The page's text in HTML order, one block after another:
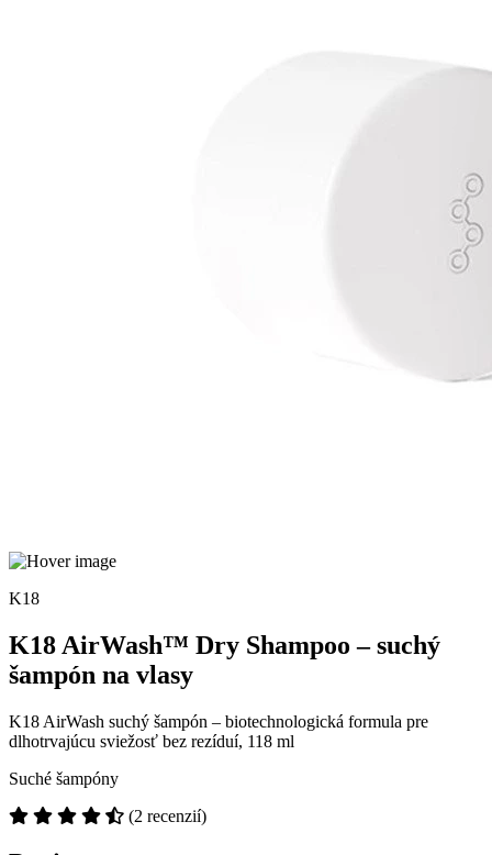
K18
K18 AirWash™ Dry Shampoo – suchý
šampón na vlasy
K18 AirWash suchý šampón – biotechnologická formula pre
dlhotrvajúcu sviežosť bez rezíduí, 118 ml
Suché šampóny
(2 recenzií)